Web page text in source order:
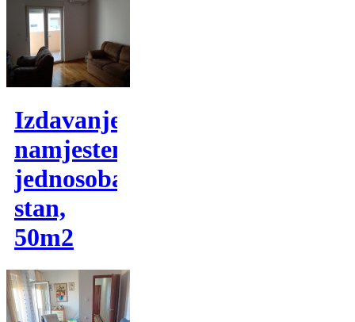
Izdavanje,
namjesten
jednosoban
stan,
50m2